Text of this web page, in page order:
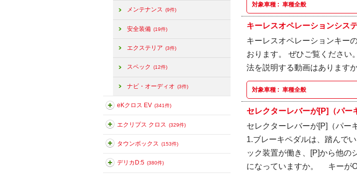
メンテナンス (9件)
安全装備 (19件)
エクステリア (3件)
スペック (12件)
ナビ・オーディオ (3件)
eKクロス EV (341件)
エクリプス クロス (329件)
タウンボックス (153件)
デリカD:5 (380件)
対象車種 : 車種全般
キーレスオペレーションシス
キーレスオペレーションキー
おります。 ぜひご覧くださ
法を説明する動画はあります
対象車種 : 車種全般
セレクターレバーが[P]（パー
セレクターレバーが[P]（パー
1.ブレーキペダルは、踏んで
ック装置が働き、[P]から他の
になっていますか。 キーが